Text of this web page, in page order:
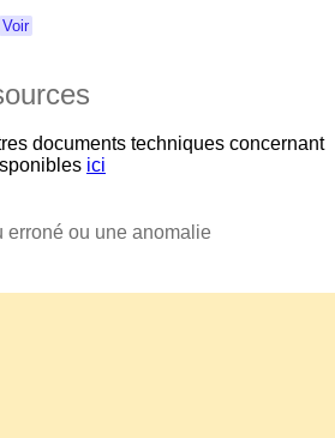
Voir
documents techniques concernant
ici
erroné ou une anomalie